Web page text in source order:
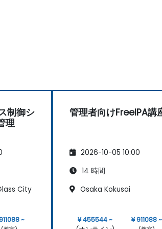
制御シ
理
City
~
管理者向けFreeIPA講
2026-10-05 10:00
14 時間
Osaka Kokusai
¥ 455544 ~
¥ 911088 ~